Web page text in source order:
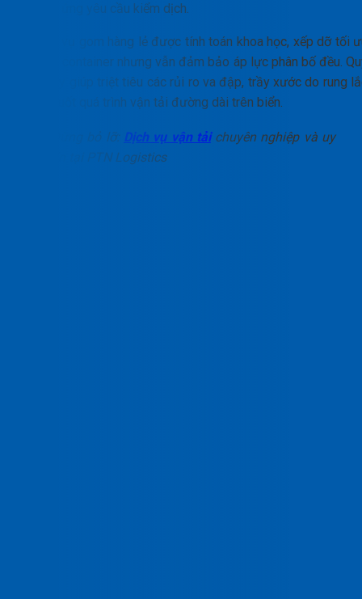
để đáp ứng yêu cầu kiểm dịch.
Nghiệp vụ gom hàng lẻ được tính toán khoa học, xếp dỡ tối
thể tích container nhưng vẫn đảm bảo áp lực phân bố đều.
trình này giúp triệt tiêu các rủi ro va đập, trầy xước do rung
trong suốt quá trình vận tải đường dài trên biển.
Đừng bỏ lỡ: Dịch vụ vận tảichuyên nghiệp và uy
tín tại PTN Logistics